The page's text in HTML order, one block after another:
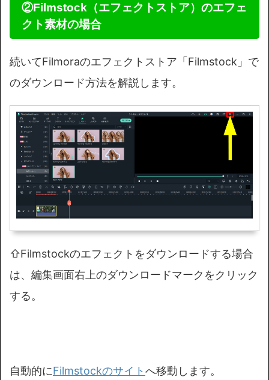
②Filmstock（エフェクトストア）のエフェ
クト素材の場合
続いてFilmoraのエフェクトストア「Filmstock」で
のダウンロード方法を解説します。
⇧Filmstockのエフェクトをダウンロードする場合
は、編集画面右上のダウンロードマークをクリック
する。
自動的にFilmstockのサイトへ移動します。